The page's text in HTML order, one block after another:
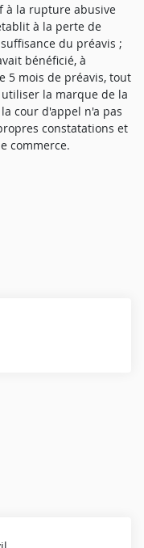
à la rupture abusive
à la perte de
du préavis ;
bénéficié, à
5 mois de préavis, tout
la marque de la
cour d'appel n'a pas
constatations et
commerce.